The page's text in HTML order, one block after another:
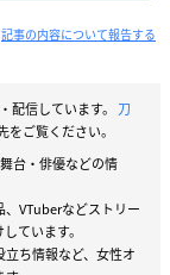
記事の内容について報告する
配信しています。 刀
をご覧ください。
台・俳優などの情
VTuberなどストリー
ています。
ち情報など、女性オ